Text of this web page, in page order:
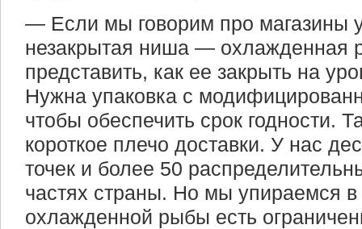
— Если мы говорим про магазины
незакрытая ниша — охлажденная
представить, как ее закрыть на
Нужна упаковка с
чтобы обеспечить срок годности.
короткое плечо доставки. У нас
точек и более 50
частях страны. Но мы упираемся в
охлажденной рыбы есть